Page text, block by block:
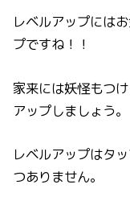
レベルアップには
プですね！！
家来には妖怪もつ
アップしましょう。
レベルアップはタ
つありません。